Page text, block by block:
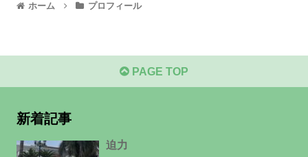
ホーム プロフィール
PAGE TOP
新着記事
迫力